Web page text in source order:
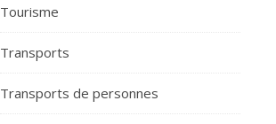
Tourisme
Transports
Transports de personnes